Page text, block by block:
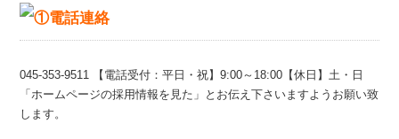
045-353-9511
【電話受付：平日・祝】9:00～18:00【休日】土・日
「ホームページの採用情報を見た」とお伝え下さいますようお願い致
します。